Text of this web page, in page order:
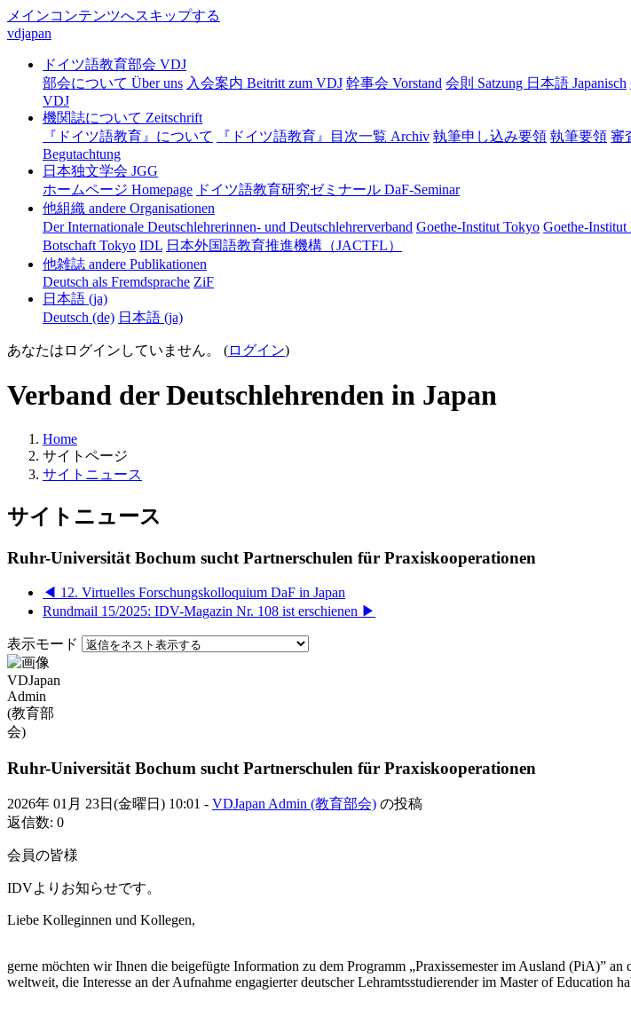
メインコンテンツへスキップする
vdjapan
ドイツ語教育部会 VDJ
部会について Über uns 入会案内 Beitritt zum VDJ 幹事会 Vorstand 会則 Satzung 日本語 Japanisch
VDJ
機関誌について Zeitschrift
『ドイツ語教育』について
『ドイツ語教育』目次一覧 Archiv 執筆申し込み要領 執筆要領 審
Begutachtung
日本独文学会 JGG
ホームページ Homepage ドイツ語教育研究ゼミナール DaF-Seminar
他組織 andere Organisationen
Der Internationale Deutschlehrerinnen- und Deutschlehrerverband Goethe-Institut Tokyo Goethe-
Botschaft Tokyo IDL 日本外国語教育推進機構（JACTFL）
他雑誌 andere Publikationen
Deutsch als Fremdsprache ZiF
日本語 ‎(ja)‎
Deutsch ‎(de)‎ 日本語 ‎(ja)‎
あなたはログインしていません。 (ログイン)
Verband der Deutschlehrenden in Japan
Home
サイトページ
サイトニュース
サイトニュース
Ruhr-Universität Bochum sucht Partnerschulen für Praxiskooperationen
◀︎ 12. Virtuelles Forschungskolloquium DaF in Japan
Rundmail 15/2025: IDV-Magazin Nr. 108 ist erschienen ▶︎
表示モード
Ruhr-Universität Bochum sucht Partnerschulen für Praxiskooperationen
2026年 01月 23日(金曜日) 10:01 - VDJapan Admin (教育部会) の投稿
返信数: 0
会員の皆様
IDVよりお知らせです。
Liebe Kolleginnen und Kollegen,
gerne möchten wir Ihnen die beigefügte Information zu dem Programm „Praxissemester im Ausland (PiA)”
weltweit, die Interesse an der Aufnahme engagierter deutscher Lehramtsstudierender im Master of Education